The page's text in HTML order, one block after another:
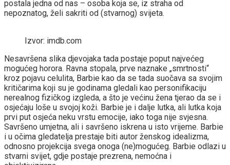
postala jedna od nas – osoba koja se, iz straha od
nepoznatog, želi sakriti od (stvarnog) svijeta.
Izvor: imdb.com
Nesavršena slika djevojaka tada postaje poput najvećeg
mogućeg horora. Ravna stopala, prve naznake „smrtnosti“
kroz pojavu celulita, Barbie kao da se tada suočava sa svojim
kritičarima koji su je godinama gledali kao personifikaciju
nerealnog fizičkog izgleda, a što je većinu žena tjerao da se i
osjećaju loše u svojoj koži. Barbie je i dalje lutka, ali lutka koja
prvi put osjeća neku vrstu emocije, iako toga nije svjesna.
Savršeno umjetna, ali i savršeno iskrena u isto vrijeme. Barbie
i u očima gledatelja prestaje biti autor ženskog idealizma,
odnosno projekcija svega onoga (ne)mogućeg. Barbie odlazi u
stvarni svijet, gdje postaje prezrena, nemoćna i